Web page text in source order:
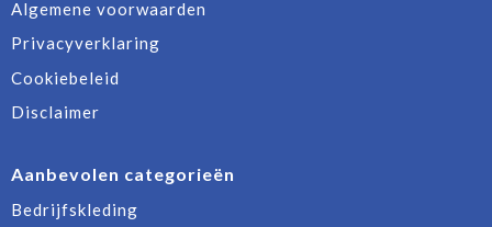
Algemene voorwaarden
Privacyverklaring
Cookiebeleid
Disclaimer
Aanbevolen categorieën
Bedrijfskleding